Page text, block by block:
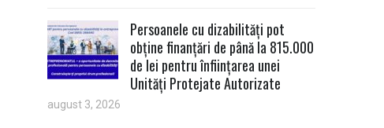
Persoanele cu dizabilități pot
obține finanțări de până la 815.000
de lei pentru înființarea unei
Unități Protejate Autorizate
august 3, 2026